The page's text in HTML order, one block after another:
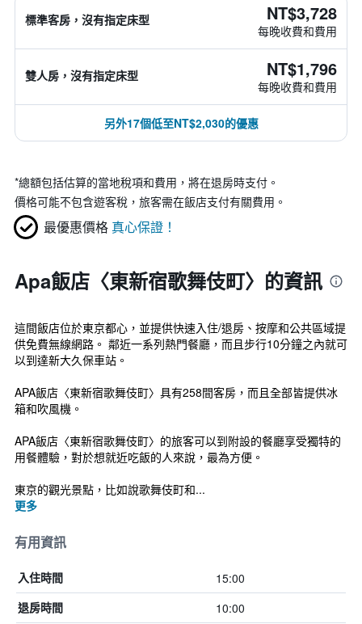
標準客房，沒有指定床型 NT$3,728
每晚收費和費用
雙人房，沒有指定床型 NT$1,796
每晚收費和費用
另外17個低至NT$2,030的優惠
*總額包括估算的當地稅項和費用，將在退房時支付。
價格可能不包含遊客稅，旅客需在飯店支付有關費用。
最優惠價格 真心保證！
Apa飯店〈東新宿歌舞伎町〉的資訊
這間飯店位於東京都心，並提供快速入住/退房、按摩和公共區域提
供免費無線網路。 鄰近一系列熱門餐廳，而且步行10分鐘之內就可
以到達新大久保車站。
APA飯店〈東新宿歌舞伎町〉具有258間客房，而且全部皆提供冰
箱和吹風機。
APA飯店〈東新宿歌舞伎町〉的旅客可以到附設的餐廳享受獨特的
用餐體驗，對於想就近吃飯的人來說，最為方便。
東京的觀光景點，比如說歌舞伎町和...
更多
有用資訊
入住時間 15:00
退房時間 10:00